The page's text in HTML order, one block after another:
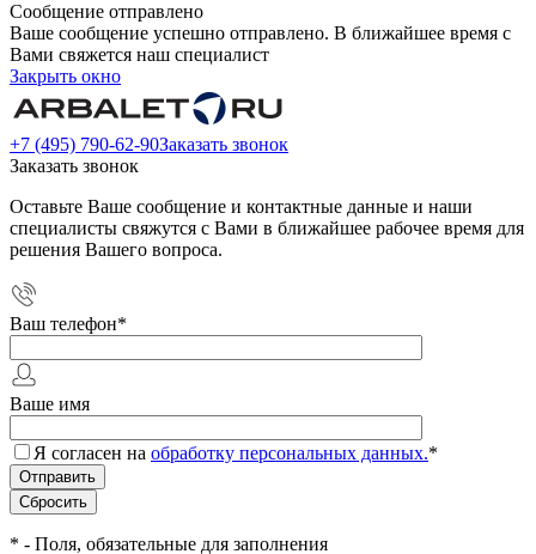
Сообщение отправлено
Ваше сообщение успешно отправлено. В ближайшее время с
Вами свяжется наш специалист
Закрыть окно
+7 (495) 790-62-90Заказать звонок
Заказать звонок
Оставьте Ваше сообщение и контактные данные и наши
специалисты свяжутся с Вами в ближайшее рабочее время для
решения Вашего вопроса.
Ваш телефон*
Ваше имя
Я согласен на обработку персональных данных.*
* - Поля, обязательные для заполнения